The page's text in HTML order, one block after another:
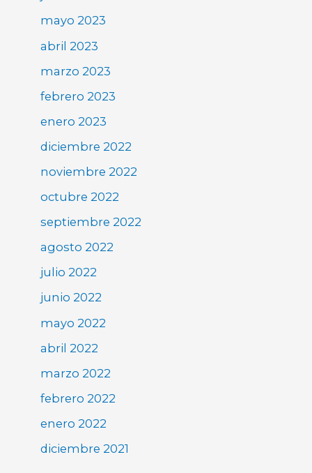
mayo 2023
abril 2023
marzo 2023
febrero 2023
enero 2023
diciembre 2022
noviembre 2022
octubre 2022
septiembre 2022
agosto 2022
julio 2022
junio 2022
mayo 2022
abril 2022
marzo 2022
febrero 2022
enero 2022
diciembre 2021